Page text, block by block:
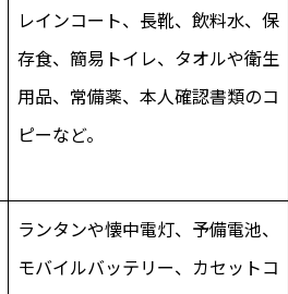
レインコート、長靴、飲料水、保
存食、簡易トイレ、タオルや衛生
用品、常備薬、本人確認書類のコ
ピーなど。
ランタンや懐中電灯、予備電池、
モバイルバッテリー、カセットコ